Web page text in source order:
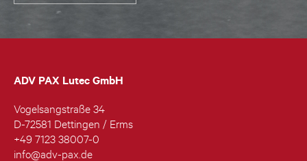
ADV PAX Lutec GmbH
Vogelsangstraße 34
D-72581 Dettingen / Erms
+49 7123 38007-0
info@adv-pax.de